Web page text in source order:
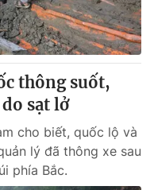
thông suốt,
sạt lở
cho biết, quốc lộ và
lý đã thông xe sau
phía Bắc.